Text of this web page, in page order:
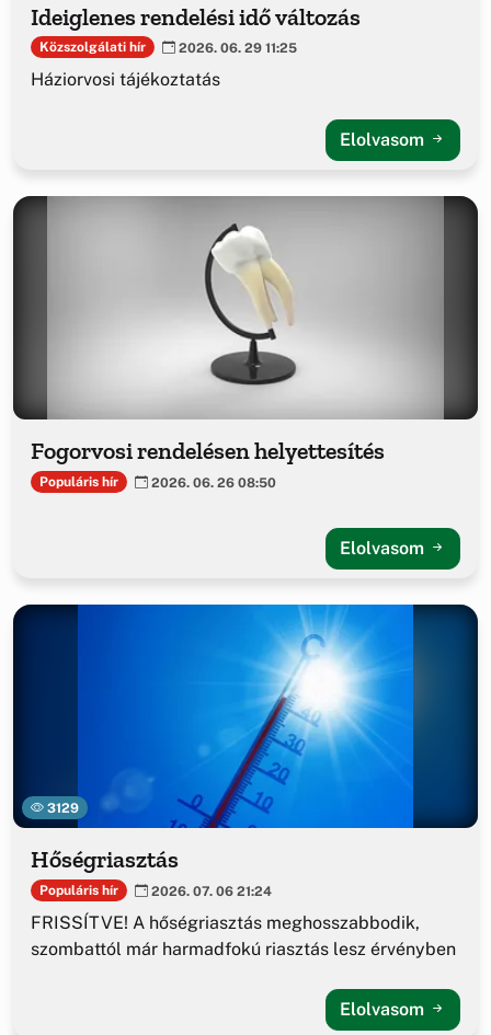
Ideiglenes rendelési idő változás
Közszolgálati hír 2026. 06. 29 11:25
Háziorvosi tájékoztatás
Elolvasom
Fogorvosi rendelésen helyettesítés
Populáris hír 2026. 06. 26 08:50
Elolvasom
3129
Hőségriasztás
Populáris hír 2026. 07. 06 21:24
FRISSÍTVE! A hőségriasztás meghosszabbodik,
szombattól már harmadfokú riasztás lesz érvényben
Elolvasom